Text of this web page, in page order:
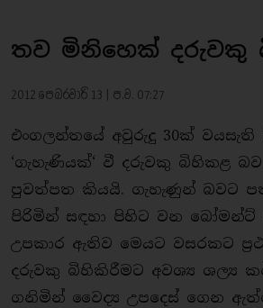
තව මිනිහෙක් දරුවකු
2012 පෙබරවාරි 13 | ප.ව. 07:27
එංගලන්තයේ අවුරුදු 30ක් වයසැති
‘ගැහැණියක්‘ වී දරුවකු බිහිකළ
පුවත්පත කියයි. ගැහැණුන් බවට
පිරිමින් සඳහා පිහිට වන බෝමන්ට්
උපකාර ඇතිව මෙයට වසරකට
දරුවකු බිහිකිරීමට අවශ්‍ය ශල්‍ය
ගනිමින් වෛද්‍ය උපදෙස් ගෙන